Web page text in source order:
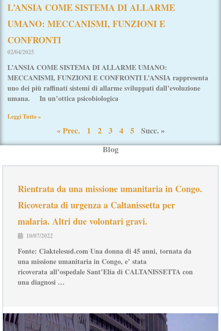
L’ANSIA COME SISTEMA DI ALLARME
UMANO: MECCANISMI, FUNZIONI E
CONFRONTI
02/04/2025
L’ANSIA COME SISTEMA DI ALLARME UMANO:
MECCANISMI, FUNZIONI E CONFRONTI L’ANSIA rappresenta
uno dei più raffinati sistemi di allarme sviluppati dall’evoluzione
umana. In un’ottica psicobiologica
Leggi Tutto »
« Prec. 1 2 3 4 5
Succ. »
Blog
Rientrata da una missione umanitaria in Congo.
Ricoverata di urgenza a Caltanissetta per
malaria. Altri due volontari gravi.
10/07/2022
Fonte: Ciaktelesud.com Una donna di 45 anni, tornata da
una missione umanitaria in Congo, e’ stata
ricoverata all’ospedale Sant’Elia di CALTANISSETTA con
una diagnosi …